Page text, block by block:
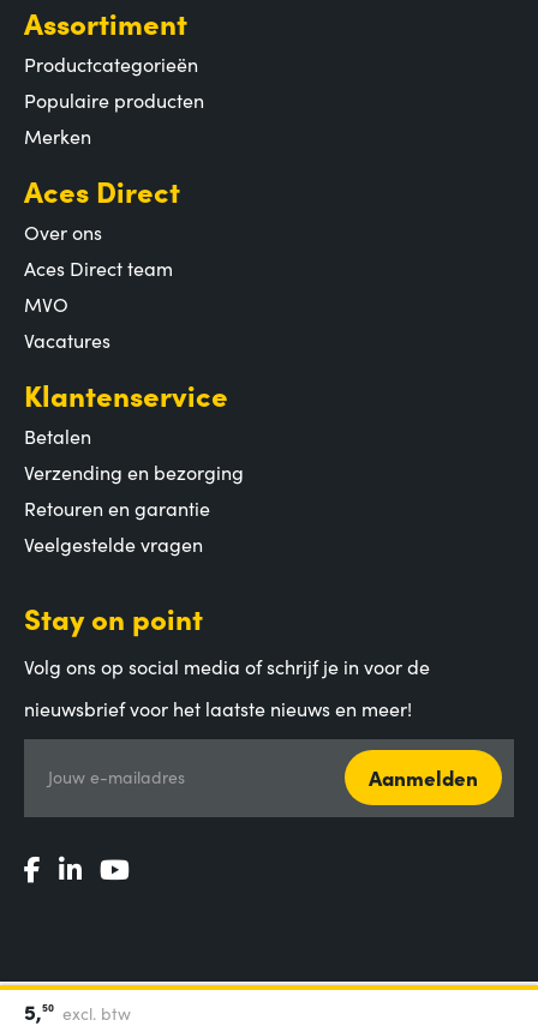
5,50 excl. btw
Assortiment
Productcategorieën
Populaire producten
Merken
Aces Direct
Over ons
Aces Direct team
MVO
Vacatures
Klantenservice
Betalen
Verzending en bezorging
Retouren en garantie
Veelgestelde vragen
Stay on point
Volg ons op social media of schrijf je in voor de
nieuwsbrief voor het laatste nieuws en meer!
Jouw e-mailadres Aanmelden
Algemene voorwaarden